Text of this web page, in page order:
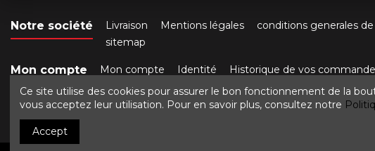
Notre société Livraison Mentions légales conditions generales
sitemap
Mon compte Mon compte Identité Historique de vos
Contactez-nous Crocbois-motoculture.com 50 route de
Ce site utilise des cookies pour assurer le bon fonctionnement de la
vous acceptez leur utilisation. Pour en savoir plus, consultez notre
Accept